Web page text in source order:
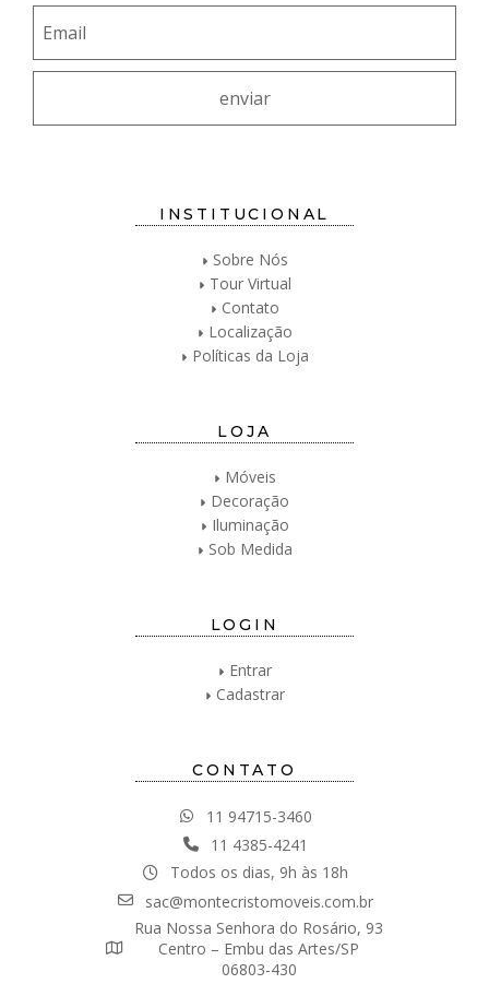
INSTITUCIONAL
Sobre Nós
Tour Virtual
Contato
Localização
Políticas da Loja
LOJA
Móveis
Decoração
Iluminação
Sob Medida
LOGIN
Entrar
Cadastrar
CONTATO
11 94715-3460
11 4385-4241
Todos os dias, 9h às 18h
sac@montecristomoveis.com.br
Rua Nossa Senhora do Rosário, 93
Centro – Embu das Artes/SP
06803-430